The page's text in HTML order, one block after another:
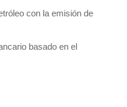
con la emisión de
basado en el